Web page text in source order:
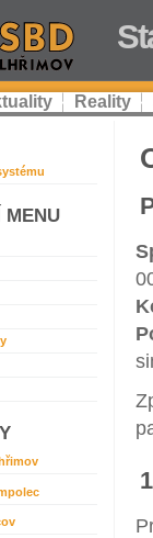
Reality
MENU